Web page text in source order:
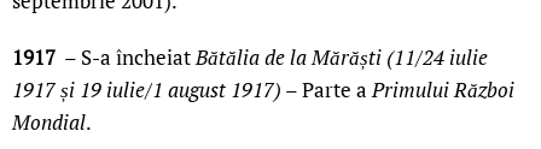
1917 – S-a încheiatBătălia de la Mărăști (11/24 iulie
1917 și 19 iulie/1 august 1917) – Parte aPrimului Război
Mondial.